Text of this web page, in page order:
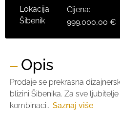
Lokacija:
Šibenik
Cijena:
999.000,00 €
Opis
Prodaje se prekrasna
blizini Šibenika. Za sve
kombinaci... Saznaj više